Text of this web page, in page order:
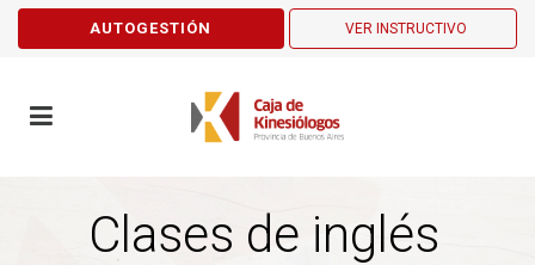
AUTOGESTIÓN VER INSTRUCTIVO
Clases de inglés